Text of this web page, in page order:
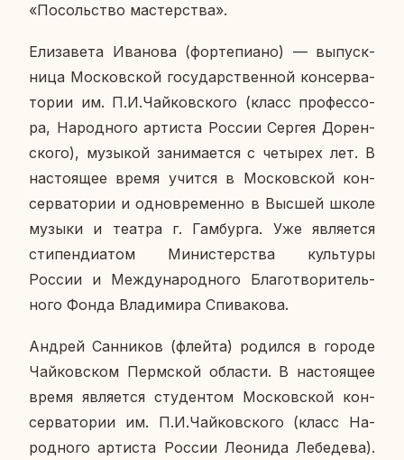
«По­соль­ство ма­стер­ства».
Ели­за­ве­та Ива­но­ва (фор­те­пи­а­но) — вы­пуск­
ни­ца Мос­ков­ской го­су­дар­ствен­ной кон­сер­ва­
то­рии им. П.И.Чай­ков­ско­го (класс про­фес­со­
ра, На­род­но­го ар­ти­ста России Сергея До­рен­
ско­го), му­зы­кой за­ни­ма­ет­ся с че­ты­рех лет. В
на­сто­я­щее время учится в Мос­ков­ской кон­
сер­ва­то­рии и од­но­вре­мен­но в Высшей школе
музыки и театра г. Гам­бур­га. Уже яв­ля­ет­ся
сти­пен­ди­а­том Ми­ни­стер­ства куль­ту­ры
России и Меж­ду­на­род­но­го Бла­го­тво­ри­тель­
но­го Фонда Вла­ди­ми­ра Спи­ва­ко­ва.
Андрей Сан­ни­ков (флейта) ро­дил­ся в городе
Чай­ков­ском Перм­ской об­ла­сти. В на­сто­я­щее
время яв­ля­ет­ся сту­ден­том Мос­ков­ской кон­
сер­ва­то­рии им. П.И.Чай­ков­ско­го (класс На­
род­но­го ар­ти­ста России Лео­ни­да Ле­бе­де­ва).